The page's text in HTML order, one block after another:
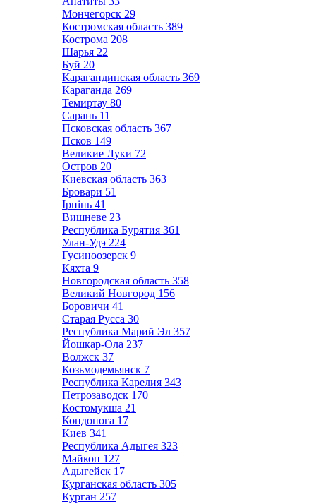
Мончегорск 29
Костромская область 389
Кострома 208
Шарья 22
Буй 20
Карагандинская область 369
Караганда 269
Темиртау 80
Сарань 11
Псковская область 367
Псков 149
Великие Луки 72
Остров 20
Киевская область 363
Бровари 51
Ірпінь 41
Вишневе 23
Республика Бурятия 361
Улан-Удэ 224
Гусиноозерск 9
Кяхта 9
Новгородская область 358
Великий Новгород 156
Боровичи 41
Старая Русса 30
Республика Марий Эл 357
Йошкар-Ола 237
Волжск 37
Козьмодемьянск 7
Республика Карелия 343
Петрозаводск 170
Костомукша 21
Кондопога 17
Киев 341
Республика Адыгея 323
Майкоп 127
Адыгейск 17
Курганская область 305
Курган 257